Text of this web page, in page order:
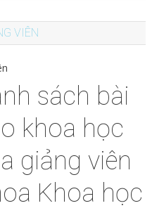
VIÊN
sách bài
khoa học
giảng viên
Khoa học